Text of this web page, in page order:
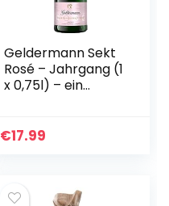
Geldermann Sekt
Rosé – Jahrgang (1
x 0,75l) – ein
Jahre in
€17.99